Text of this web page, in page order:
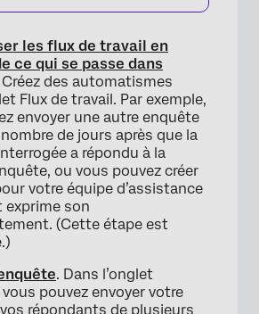
×
les flux de travail en
ce qui se passe dans
Créez des automatismes
Flux de travail. Par exemple,
envoyer une autre enquête
de jours après que la
a répondu à la
ou vous pouvez créer
votre équipe d’assistance
exprime son
(Cette étape est
. Dans l’onglet
pouvez envoyer votre
répondants de plusieurs